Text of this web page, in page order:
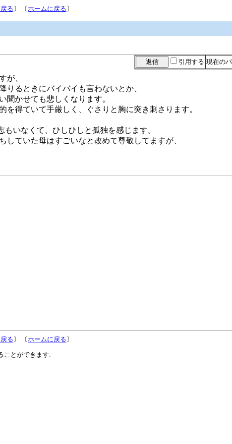
る 〕 〔ホームに戻る 〕
引用する 現在の
が、
るときにバイバイも言わないとか、
聞かせても悲しくなります。
得ていて手厳しく、ぐさりと胸に突き刺さります。
いなくて、ひしひしと孤独を感じます。
ていた母はすごいなと改めて尊敬してますが、
る 〕 〔ホームに戻る 〕
ことができます.